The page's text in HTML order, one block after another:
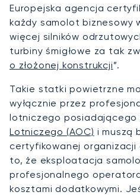
Europejska agencja
każdy samolot biznesowy
więcej silników
turbiny śmigłowe za tak
o złożonej konstrukcji”.
Takie statki powietrzne
wyłącznie przez
lotniczego posiadającego
Lotniczego (AOC) i muszą
certyfikowanej organizacji
to, że eksploatacja
profesjonalnego
kosztami dodatkowymi.